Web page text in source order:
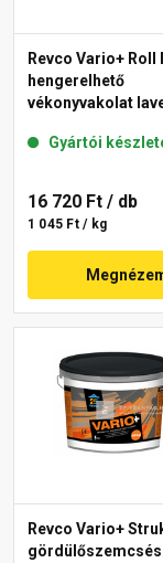
Revco Vario+ Roll
hengerelhető
vékonyvakolat
Gyártói
16 720 Ft / db
1 045 Ft / kg
Revco Vario+
gördülőszemcsés